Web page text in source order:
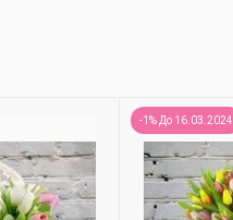
-1% До 16.03.2024